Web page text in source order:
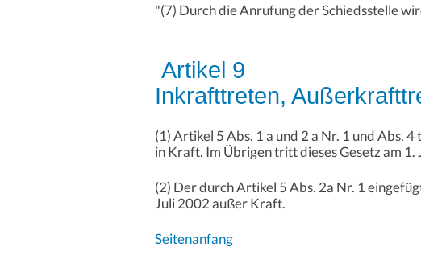
"(7) Durch die Anrufung der Schiedsstelle
Artikel 9
Inkrafttreten,
(1) Artikel 5 Abs. 1 a und 2 a Nr. 1 und Abs.
in Kraft. Im Übrigen tritt dieses Gesetz am
(2) Der durch Artikel 5 Abs. 2a Nr. 1
Juli 2002 außer Kraft.
Seitenanfang